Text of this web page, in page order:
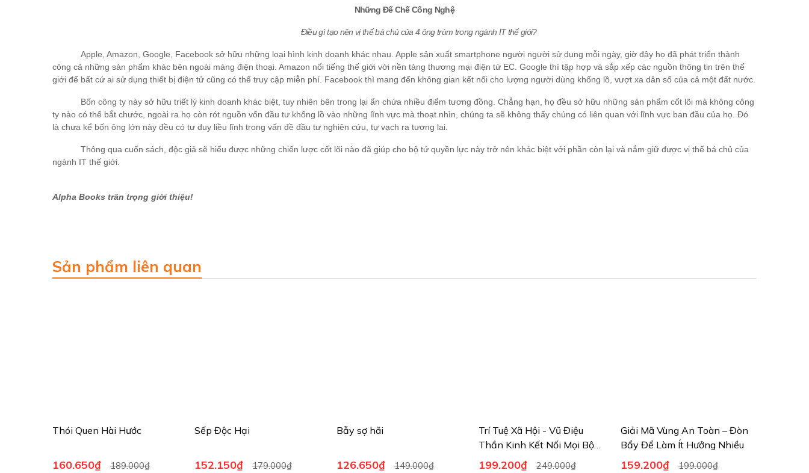
Những Đế Chế Công Nghệ
Điều gì tạo nên vị thế bá chủ của 4 ông trùm trong ngành IT thế giới?
Apple, Amazon, Google, Facebook sở hữu những loại hình kinh doanh khác nhau. Apple sản xuất smartphone người người sử dụng mỗi ngày, giờ đây họ đã phát triển thành
công cả những sản phẩm khác bên ngoài mảng điện thoại. Amazon nổi tiếng thế giới với nền tảng thương mại điện tử EC. Google thì tập hợp và sắp xếp các nguồn thông tin trên thế
giới để bất cứ ai sử dụng thiết bị điện tử cũng có thể truy cập miễn phí. Facebook thì mang đến không gian kết nối cho lượng người dùng khổng lồ, vượt xa dân số của cả một đất nước.
Bốn công ty này sở hữu triết lý kinh doanh khác biệt, tuy nhiên bên trong lại ẩn chứa nhiều điểm tương đồng. Chẳng hạn, họ đều sở hữu những sản phẩm cốt lõi mà không công
ty nào có thể bắt chước, ngoài ra họ còn rót nguồn vốn đầu tư khổng lồ vào những lĩnh vực mà thoạt nhìn, chúng ta sẽ không thấy chúng có liên quan với lĩnh vực ban đầu của họ. Đó
là chưa kể bốn ông lớn này đều có tư duy liều lĩnh trong vấn đề đầu tư nghiên cứu, tự vạch ra tương lai.
Thông qua cuốn sách, độc giả sẽ hiểu được những chiến lược cốt lõi nào đã giúp cho bộ tứ quyền lực này trở nên khác biệt với phần còn lại và nắm giữ được vị thế bá chủ của
ngành IT thế giới.
Alpha Books trân trọng giới thiệu!
Sản phẩm liên quan
Thói Quen Hài Hước
160.650₫
189.000₫
Sếp Độc Hại
152.150₫
179.000₫
Bẫy sợ hãi
126.650₫
149.000₫
Trí Tuệ Xã Hội - Vũ Điệu
Thần Kinh Kết Nối Mọi Bộ
Não
199.200₫
249.000₫
Giải Mã Vùng An Toàn – Đòn
Bẩy Để Làm Ít Hưởng Nhiều
159.200₫
199.000₫